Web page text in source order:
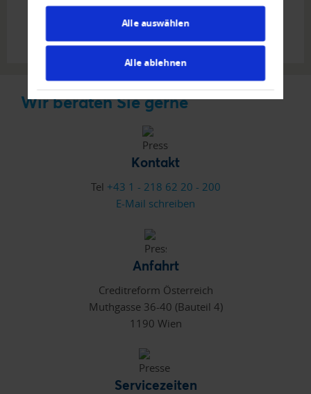
Alle auswählen
Alle ablehnen
ANMELDUNG PRESSEVERTEILER
Wir beraten Sie gerne
Kontakt
Tel +43 1 - 218 62 20 - 200
E-Mail schreiben
Anfahrt
Creditreform Österreich
Muthgasse 36-40 (Bauteil 4)
1190 Wien
Servicezeiten